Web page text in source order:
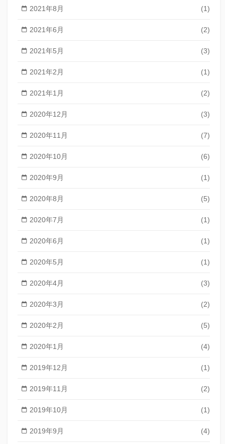
2021年8月 (1)
2021年6月 (2)
2021年5月 (3)
2021年2月 (1)
2021年1月 (2)
2020年12月 (3)
2020年11月 (7)
2020年10月 (6)
2020年9月 (1)
2020年8月 (5)
2020年7月 (1)
2020年6月 (1)
2020年5月 (1)
2020年4月 (3)
2020年3月 (2)
2020年2月 (5)
2020年1月 (4)
2019年12月 (1)
2019年11月 (2)
2019年10月 (1)
2019年9月 (4)